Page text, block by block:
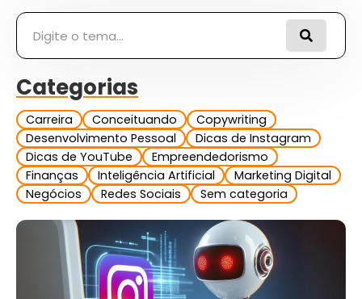
Pesquisar
Categorias
Carreira Conceituando
Copywriting
Desenvolvimento Pessoal
Dicas de Instagram
Dicas de YouTube
Empreendedorismo
Finanças
Inteligência Artificial
Marketing Digital
Negócios
Redes Sociais Sem categoria